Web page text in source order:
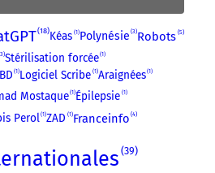
18 Kéas 1 Polynésie 3 Robots 5
3 Stérilisation forcée 1
1 Logiciel Scribe 1 Araignées 1
Mostaque 1 Épilepsie 1
Perol 1 ZAD 1 Franceinfo 4
39